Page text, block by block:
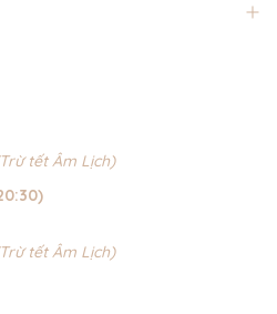
tết Âm Lịch)
tết Âm Lịch)